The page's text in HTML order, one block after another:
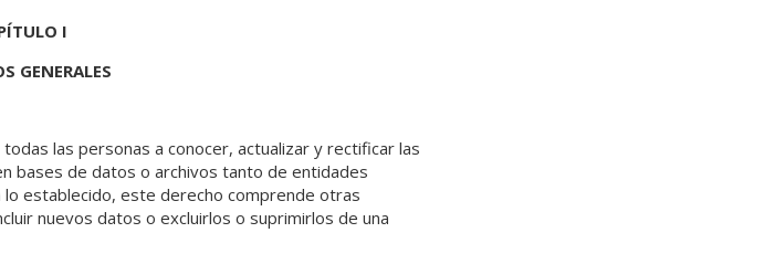
I
GENERALES
las personas a conocer, actualizar y rectificar las
bases de datos o archivos tanto de entidades
lo establecido, este derecho comprende otras
nuevos datos o excluirlos o suprimirlos de una